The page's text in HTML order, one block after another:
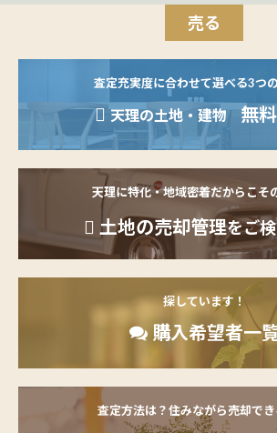
売る
査定充実度に合わせて選べる3つ
天理の土地・建物 無
天理に特化・地域密着だからこそ
土地の売却管理をご
探しています！
購入希望者一
査定方法は？住みながら売却でき